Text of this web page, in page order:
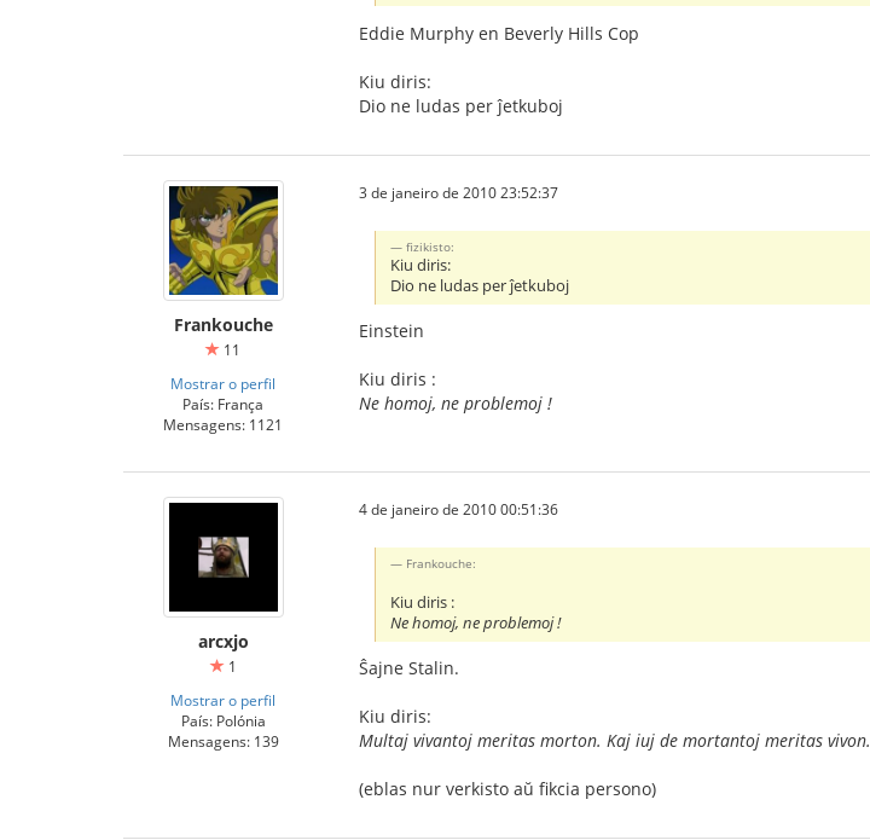
Eddie Murphy en Beverly Hills Cop
Kiu diris:
Dio ne ludas per ĵetkuboj
Frankouche
11
Mostrar o perfil
País: França
Mensagens: 1121
3 de janeiro de 2010 23:52:37
fizikisto:
Kiu diris:
Dio ne ludas per ĵetkuboj
Einstein
Kiu diris :
Ne homoj, ne problemoj !
arcxjo
1
Mostrar o perfil
País: Polónia
Mensagens: 139
4 de janeiro de 2010 00:51:36
Frankouche:
Kiu diris :
Ne homoj, ne problemoj !
Ŝajne Stalin.
Kiu diris:
Multaj vivantoj meritas morton. Kaj iuj de mortantoj meritas vivon.
(eblas nur verkisto aŭ fikcia persono)